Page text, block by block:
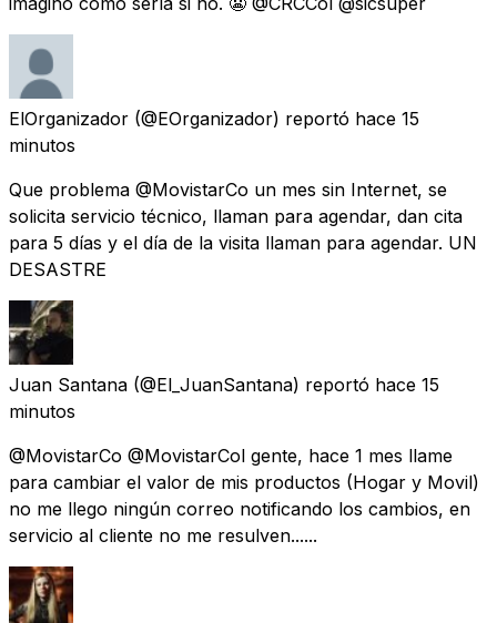
ElOrganizador (@EOrganizador) reportó hace 15
minutos
Que problema @MovistarCo un mes sin Internet, se
solicita servicio técnico, llaman para agendar, dan cita
para 5 días y el día de la visita llaman para agendar. UN
DESASTRE
Juan Santana (@El_JuanSantana) reportó hace 15
minutos
@MovistarCo @MovistarCol gente, hace 1 mes llame
para cambiar el valor de mis productos (Hogar y Movil)
no me llego ningún correo notificando los cambios, en
servicio al cliente no me resulven......